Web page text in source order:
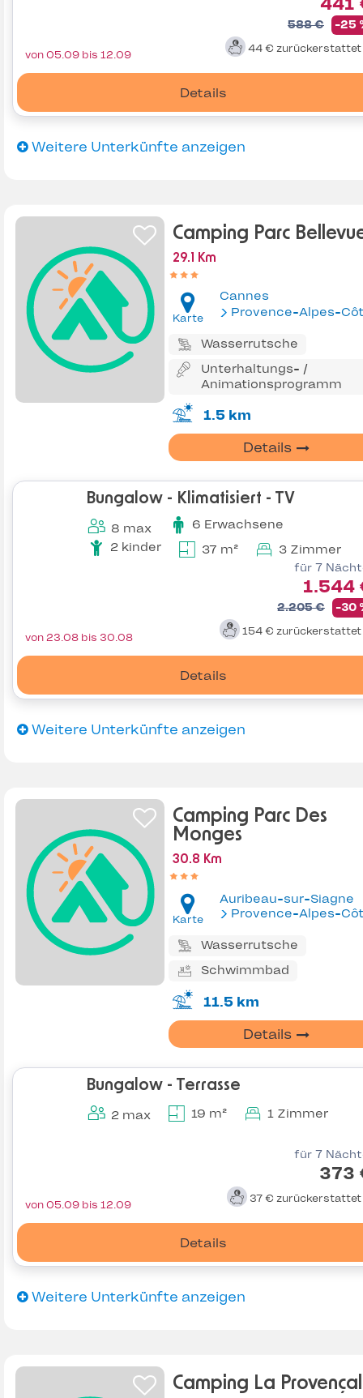
588 € -25
44 € zurückerstattet
Details
von 05.09 bis 12.09
Weitere Unterkünfte anzeigen
Camping Parc
29.1 Km
Karte
Cannes
Provence-Alpes-Côte
Wasserrutsche
Unterhaltungs- /
Animationsprogramm
1.5 km
Details
Bungalow - Klimatisiert - TV
8 max
6 Erwachsene
2 kinder
37 m² 3 Zimmer
für 7
1.544
2.205 € -30
154 € zurückerstattet
Details
von 23.08 bis 30.08
Weitere Unterkünfte anzeigen
Camping Parc Des
Monges
30.8 Km
Karte
Auribeau-sur-Siagne
Provence-Alpes-Côte
Wasserrutsche
Schwimmbad
11.5 km
Details
Bungalow - Terrasse
2 max 19 m² 1 Zimmer
für 7
373
37 € zurückerstattet
Details
von 05.09 bis 12.09
Weitere Unterkünfte anzeigen
Camping La